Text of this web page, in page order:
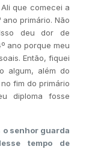
que comecei a
primário. Não
deu dor de
ano porque meu
Então, fiquei
algum, além do
fim do primário
diploma fosse
o senhor guarda
tempo de